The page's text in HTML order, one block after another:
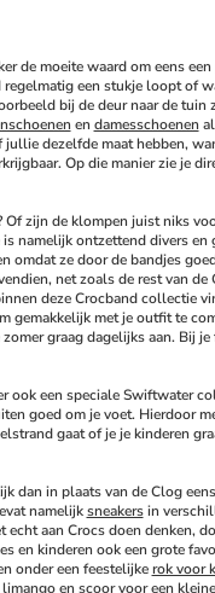
de moeite waard om eens
een stukje loopt of
bij de deur naar de
en damesschoenen
dezelfde maat hebben,
Op die manier zie je
Of zijn de klompen juist niks
namelijk ontzettend divers
ze door de bandjes
net zoals de rest van
deze Crocband collectie
met je outfit te
graag dagelijks aan. Bij
een speciale Swiftwater
goed om je voet. Hierdoor
gaat of je je kinderen
dan in plaats van de Clog
namelijk sneakers in
aan Crocs doen denken,
en kinderen ook een grote
onder een feestelijke rok voor
en scoor voor een